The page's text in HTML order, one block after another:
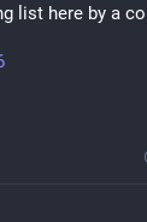
list here by a